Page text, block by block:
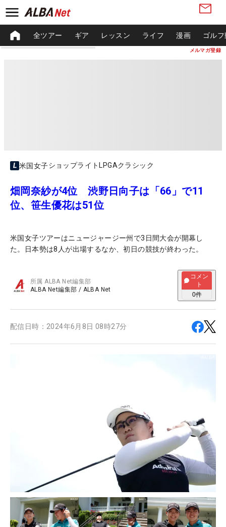
メルマガ登録
全ツアー ギア レッスン ライフ 漫画 ゴル
米国女子ショップライトLPGAクラシック
畑岡奈紗が4位 渋野日向子は「66」で11
位、笹生優花は51位
米国女子ツアーはニュージャージー州で3日間大会が開幕し
た。日本勢は8人が出場するなか、初日の競技が終わった。
所属ALBA Net編集部
ALBA Net編集部 / ALBA Net
コメン
ト
0件
配信日時： 2024年6月8日 08時27分